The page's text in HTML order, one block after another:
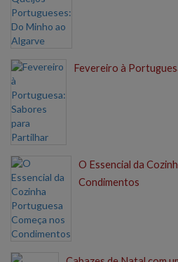
Fevereiro à
O Essencial da
Condimentos